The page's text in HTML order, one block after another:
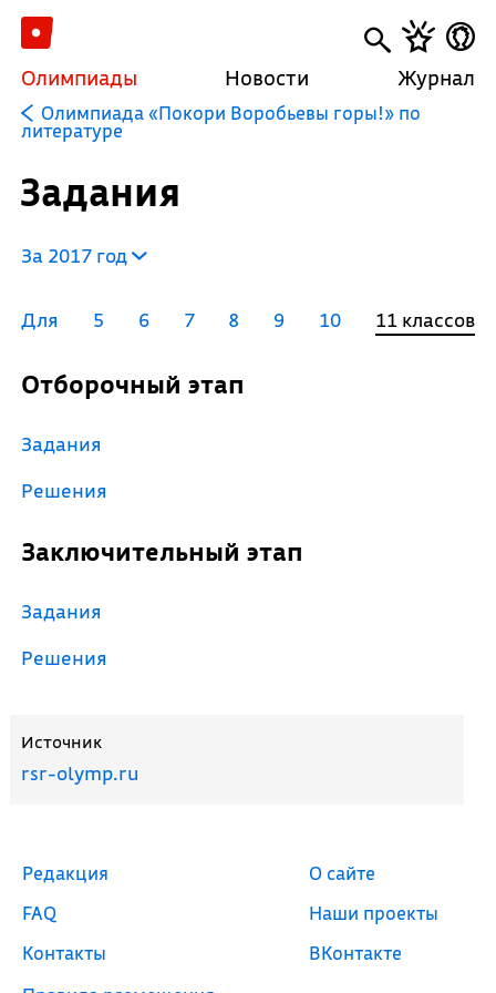
Олимпиады Новости Журнал
Олимпиада «Покори Воробьевы горы!» по
литературе
Задания
За 2017 год
Для 5 6 7 8 9 10 11 классов
Отборочный этап
Задания
Решения
Заключительный этап
Задания
Решения
Источник
rsr-olymp.ru
Редакция
FAQ
Контакты
О сайте
Наши проекты
ВКонтакте